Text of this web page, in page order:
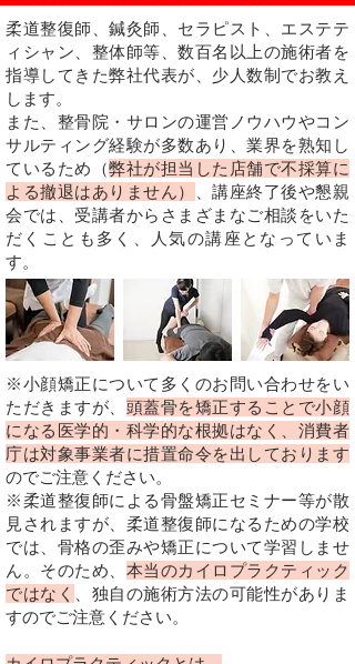
柔道整復師、鍼灸師、セラピスト、エステテ
ィシャン、整体師等、数百名以上の施術者を
指導してきた弊社代表が、少人数制でお教え
します。
また、整骨院・サロンの運営ノウハウやコン
サルティング経験が多数あり、業界を熟知し
ているため（弊社が担当した店舗で不採算に
よる撤退はありません）
、講座終了後や懇親
会では、受講者からさまざまなご相談をいた
だくことも多く、人気の講座となっていま
す。
※小顔矯正について多くのお問い合わせをい
ただきますが、 頭蓋骨を矯正することで小顔
になる医学的・科学的な根拠はなく、消費者
庁は対象事業者に措置命令を出しております
のでご注意ください。
※柔道整復師による骨盤矯正セミナー等が散
見されますが、柔道整復師になるための学校
では、骨格の歪みや矯正について学習しませ
ん。そのため、 本当のカイロプラクティック
ではなく
、独自の施術方法の可能性がありま
すのでご注意ください。